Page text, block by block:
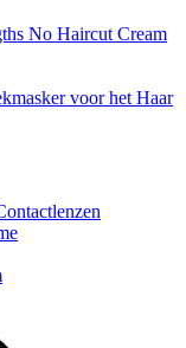
No Haircut Cream
voor het Haar